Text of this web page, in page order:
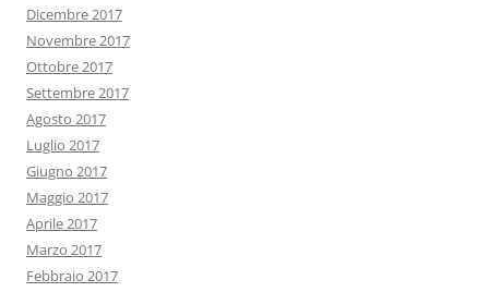
Dicembre 2017
Novembre 2017
Ottobre 2017
Settembre 2017
Agosto 2017
Luglio 2017
Giugno 2017
Maggio 2017
Aprile 2017
Marzo 2017
Febbraio 2017